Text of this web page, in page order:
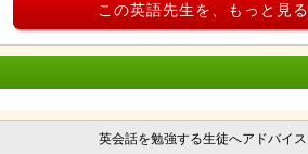
この英語先生を、もっと見る
英会話を勉強する生徒へアドバイス